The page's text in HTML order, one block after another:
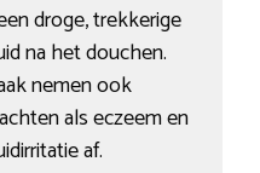
droge, trekkerige
na het douchen.
nemen ook
als eczeem en
af.